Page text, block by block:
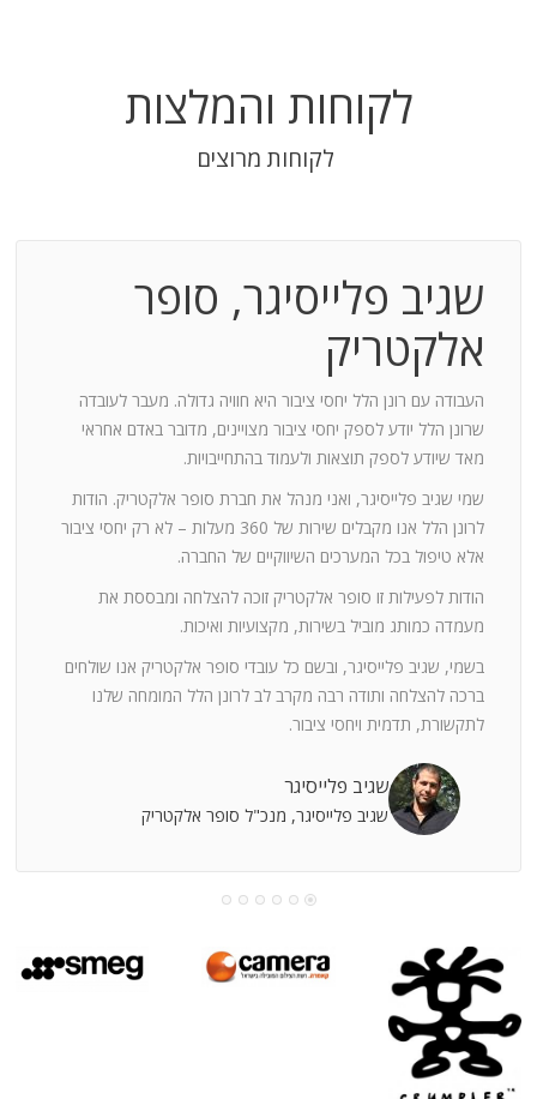
לקוחות והמלצות
לקוחות מרוצים
שגיב פלייסיגר, סופר
אלקטריק
העבודה עם רונן הלל יחסי ציבור היא חוויה גדולה. מעבר לעובדה
שרונן הלל יודע לספק יחסי ציבור מצויינים, מדובר באדם אחראי
מאד שיודע לספק תוצאות ולעמוד בהתחייבויות.
שמי שגיב פלייסיגר, ואני מנהל את חברת סופר אלקטריק. הודות
לרונן הלל אנו מקבלים שירות של 360 מעלות – לא רק יחסי ציבור
אלא טיפול בכל המערכים השיווקיים של החברה.
הודות לפעילות זו סופר אלקטריק זוכה להצלחה ומבססת את
מעמדה כמותג מוביל בשירות, מקצועיות ואיכות.
בשמי, שגיב פלייסיגר, ובשם כל עובדי סופר אלקטריק אנו שולחים
ברכה להצלחה ותודה רבה מקרב לב לרונן הלל המומחה שלנו
לתקשורת, תדמית ויחסי ציבור.
שגיב פלייסיגר
שגיב פלייסיגר, מנכ"ל סופר אלקטריק